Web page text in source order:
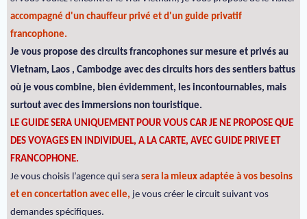
accompagné d'un chauffeur privé et d'un guide privatif
francophone.
Je vous propose des circuits francophones sur mesure et privés au
Vietnam, Laos , Cambodge avec des circuits hors des sentiers battus
où je vous combine, bien évidemment, les incontournables, mais
surtout avec des immersions non touristique.
LE GUIDE SERA UNIQUEMENT POUR VOUS CAR JE NE PROPOSE QUE
DES VOYAGES EN INDIVIDUEL, A LA CARTE, AVEC GUIDE PRIVE ET
FRANCOPHONE.
Je vous choisis l’agence qui sera sera la mieux adaptée à vos besoins
et en concertation avec elle, je vous créer le circuit suivant vos
demandes spécifiques.